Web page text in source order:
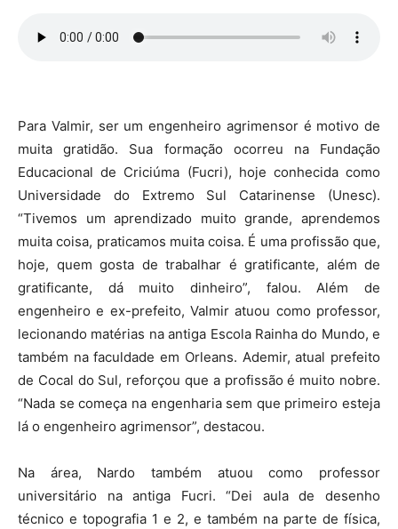
Para Valmir, ser um engenheiro agrimensor é motivo de
muita gratidão. Sua formação ocorreu na Fundação
Educacional de Criciúma (Fucri), hoje conhecida como
Universidade do Extremo Sul Catarinense (Unesc).
“Tivemos um aprendizado muito grande, aprendemos
muita coisa, praticamos muita coisa. É uma profissão que,
hoje, quem gosta de trabalhar é gratificante, além de
gratificante, dá muito dinheiro”, falou. Além de
engenheiro e ex-prefeito, Valmir atuou como professor,
lecionando matérias na antiga Escola Rainha do Mundo, e
também na faculdade em Orleans. Ademir, atual prefeito
de Cocal do Sul, reforçou que a profissão é muito nobre.
“Nada se começa na engenharia sem que primeiro esteja
lá o engenheiro agrimensor”, destacou.
Na área, Nardo também atuou como professor
universitário na antiga Fucri. “Dei aula de desenho
técnico e topografia 1 e 2, e também na parte de física,